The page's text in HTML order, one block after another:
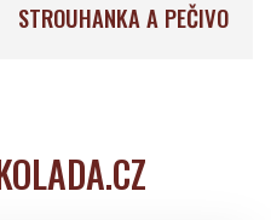
KURS & SJOKOLADE
STROUHANKA A PEČIVO